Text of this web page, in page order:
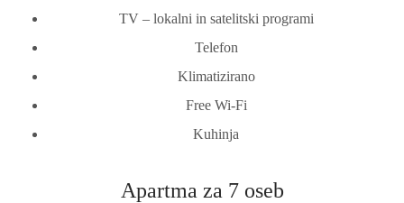
TV – lokalni in satelitski programi
Telefon
Klimatizirano
Free Wi-Fi
Kuhinja
Apartma za 7 oseb